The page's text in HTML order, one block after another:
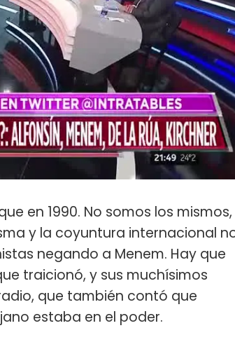
en 1990. No somos los mismos,
y la coyuntura internacional
negando a Menem. Hay que
traicionó, y sus muchísimos
que también contó que
estaba en el poder.